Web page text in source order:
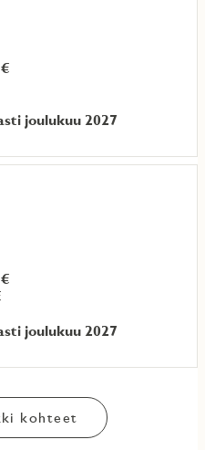
joulukuu 2027
joulukuu 2027
kohteet